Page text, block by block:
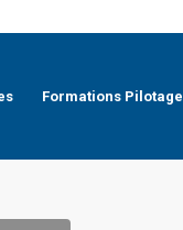
Formations Pilotage